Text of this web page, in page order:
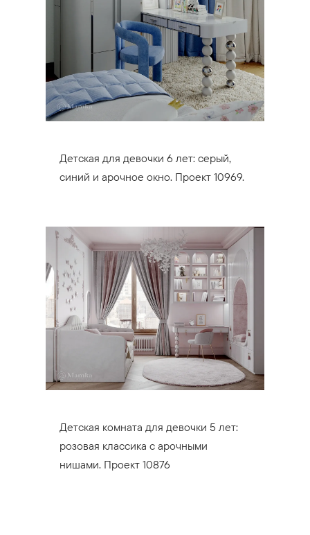
Детская для девочки 6 лет: серый,
синий и арочное окно. Проект 10969.
Детская комната для девочки 5 лет:
розовая классика с арочными
нишами. Проект 10876